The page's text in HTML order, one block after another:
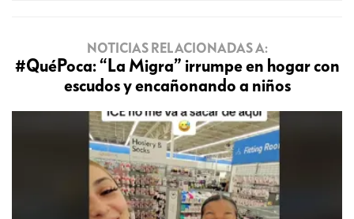
NOTICIAS RELACIONADAS A:
#QuéPoca: “La Migra” irrumpe en hogar con
escudos y encañonando a niños